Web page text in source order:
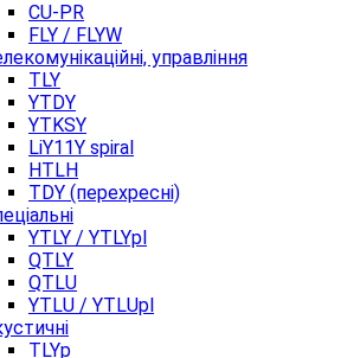
CU-PR
FLY / FLYW
управління
TLY
YTDY
YTKSY
LiY11Y spiral
HTLH
TDY (перехресні)
YTLY / YTLYpl
QTLY
QTLU
YTLU / YTLUpl
TLYp